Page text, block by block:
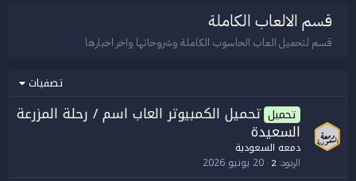
قسم الالعاب الكاملة
قسم لتحميل العاب الحاسوب الكاملة وشروحاتها واخر اخبارها
تصفيات
تحميل تحميل الكمبيوتر العاب اسم / رحلة المزرعة
السعيدة
دمعه السعودية
الردود 2 20 يونيو 2026